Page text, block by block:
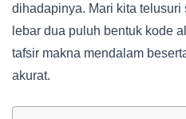
dihadapinya. Mari kita
lebar dua puluh bentuk kode
tafsir makna mendalam
akurat.